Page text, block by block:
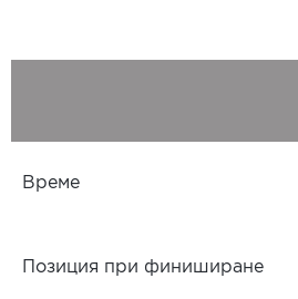
Време
Позиция при финиширане